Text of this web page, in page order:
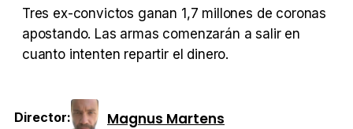
Tres ex-convictos ganan 1,7 millones de coronas
apostando. Las armas comenzarán a salir en
cuanto intenten repartir el dinero.
Director: Magnus Martens